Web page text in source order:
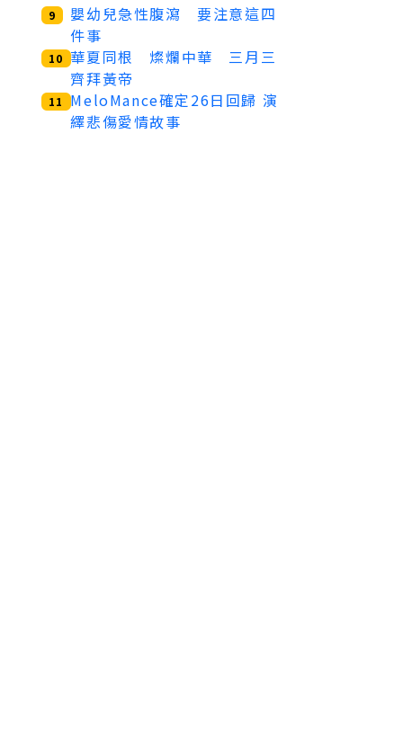
9
嬰幼兒急性腹瀉 要注意這四
件事
10 華夏同根 燦爛中華 三月三
齊拜黃帝
11
MeloMance確定26日回歸 演
繹悲傷愛情故事